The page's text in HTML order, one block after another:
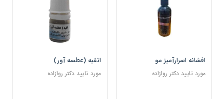
افشانه اسرارآمیز مو
مورد تایید دکتر روازاده
انفیه (عطسه آور)
مورد تایید دکتر روازاده